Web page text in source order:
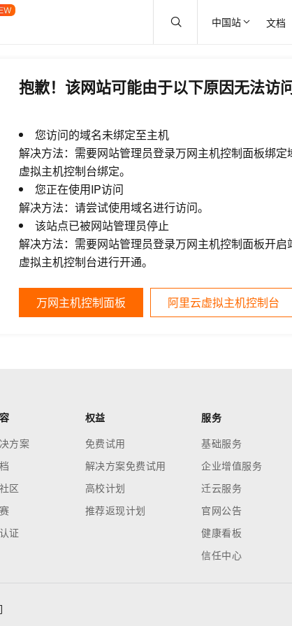
中国站 文档
抱歉！该网站可能由于以下原因无法访问
您访问的域名未绑定至主机
解决方法：需要网站管理员登录万网主机控制面板绑
虚拟主机控制台绑定。
您正在使用IP访问
解决方法：请尝试使用域名进行访问。
该站点已被网站管理员停止
解决方法：需要网站管理员登录万网主机控制面板开
虚拟主机控制台进行开通。
万网主机控制面板 阿里云虚拟主机控制台